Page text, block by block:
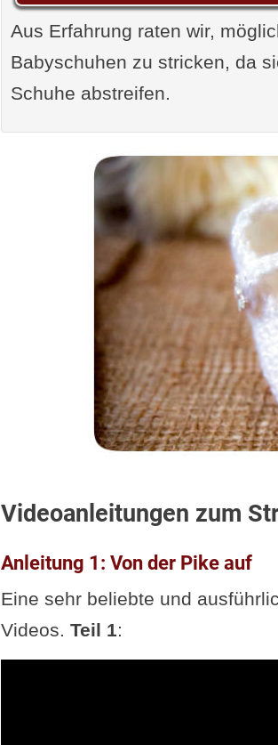
Aus Erfahrung raten wir,
Babyschuhen zu stricken, da
Schuhe abstreifen.
Videoanleitungen zum
Anleitung 1: Von der Pike auf
Eine sehr beliebte und
Videos. Teil 1: